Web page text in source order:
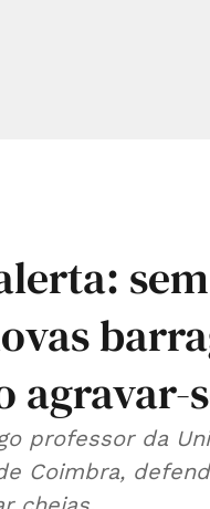
agravar-
professor da
Coimbra,